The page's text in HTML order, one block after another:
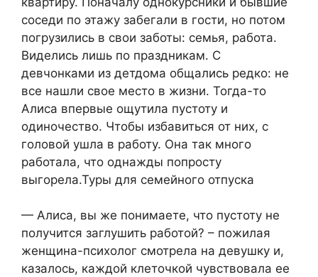
соседи по этажу забегали в гости, но потом
погрузились в свои заботы: семья, работа.
Виделись лишь по праздникам. С
девчонками из детдома общались редко: не
все нашли свое место в жизни. Тогда-то
Алиса впервые ощутила пустоту и
одиночество. Чтобы избавиться от них, с
головой ушла в работу. Она так много
работала, что однажды попросту
выгорела.Туры для семейного отпуска
— Алиса, вы же понимаете, что пустоту не
получится заглушить работой? – пожилая
женщина-психолог смотрела на девушку и,
казалось, каждой клеточкой чувствовала ее